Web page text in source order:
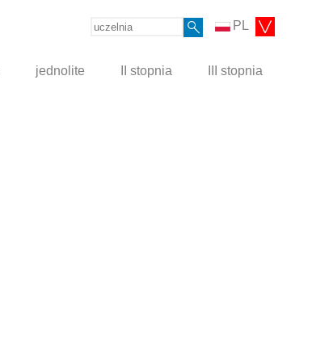
PL
jednolite II stopnia III stopnia